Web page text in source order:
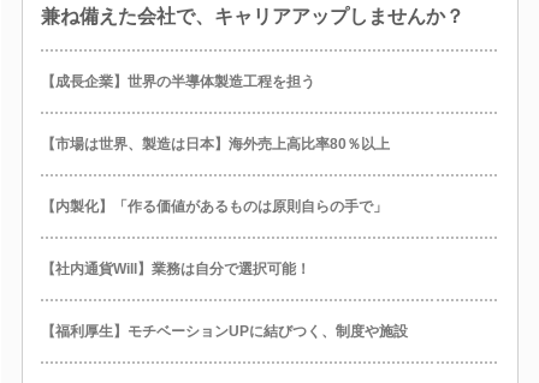
兼ね備えた会社で、キャリアアップしませんか？
【成長企業】世界の半導体製造工程を担う
【市場は世界、製造は日本】海外売上高比率80％以上
【内製化】「作る価値があるものは原則自らの手で」
【社内通貨Will】業務は自分で選択可能！
【福利厚生】モチベーションUPに結びつく、制度や施設